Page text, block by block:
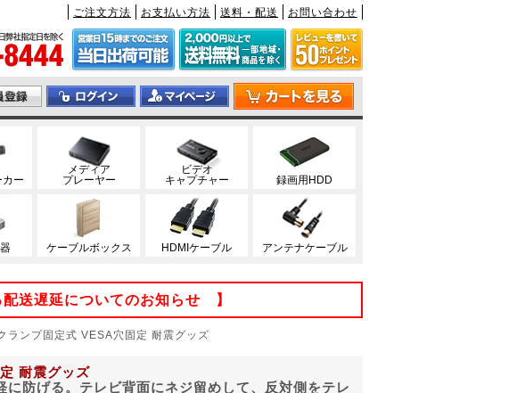
ご注文方法 お支払い方法 送料・配送 お問い合わせ
ー
メディア
プレーヤー
ビデオ
キャプチャー
録画用HDD
ケーブルボックス HDMIケーブル アンテナケーブル
送遅延についてのお知らせ 】
ランプ固定式 VESA穴固定 耐震グッズ
耐震グッズ
防げる。テレビ背面にネジ留めして、反対側をテレ